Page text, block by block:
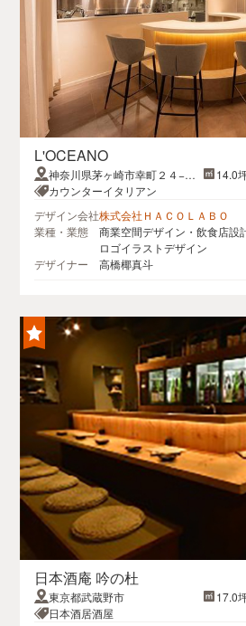
L'OCEANO
神奈川県茅ヶ崎市幸町２４−１
１ サザンコート9 2F
14.0
カウンターイタリアン
デザイン会社株式会社ＨＡＣＯＬＡＢＯ
業種・業態
商業空間デザイン・飲食店設
ロゴイラストデザイン
デザイナー
高橋椰真斗
日本酒庵 吟の杜
東京都武蔵野市
17.0
日本酒居酒屋